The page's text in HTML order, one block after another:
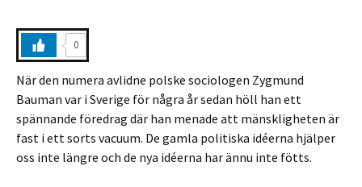
0
När den numera avlidne polske sociologen Zygmund
Bauman var i Sverige för några år sedan höll han ett
spännande föredrag där han menade att mänskligheten är
fast i ett sorts vacuum. De gamla politiska idéerna hjälper
oss inte längre och de nya idéerna har ännu inte fötts.